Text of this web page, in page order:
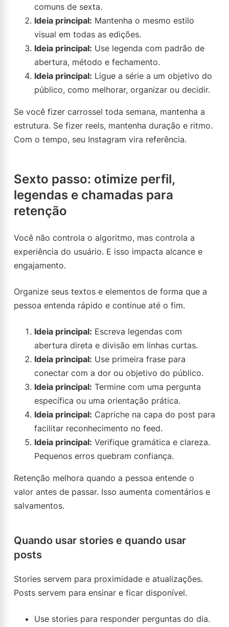
comuns de sexta.
Ideia principal: Mantenha o mesmo estilo
visual em todas as edições.
Ideia principal: Use legenda com padrão de
abertura, método e fechamento.
Ideia principal: Ligue a série a um objetivo do
público, como melhorar, organizar ou decidir.
Se você fizer carrossel toda semana, mantenha a
estrutura. Se fizer reels, mantenha duração e ritmo.
Com o tempo, seu Instagram vira referência.
Sexto passo: otimize perfil,
legendas e chamadas para
retenção
Você não controla o algoritmo, mas controla a
experiência do usuário. E isso impacta alcance e
engajamento.
Organize seus textos e elementos de forma que a
pessoa entenda rápido e continue até o fim.
Ideia principal: Escreva legendas com
abertura direta e divisão em linhas curtas.
Ideia principal: Use primeira frase para
conectar com a dor ou objetivo do público.
Ideia principal: Termine com uma pergunta
específica ou uma orientação prática.
Ideia principal: Capriche na capa do post para
facilitar reconhecimento no feed.
Ideia principal: Verifique gramática e clareza.
Pequenos erros quebram confiança.
Retenção melhora quando a pessoa entende o
valor antes de passar. Isso aumenta comentários e
salvamentos.
Quando usar stories e quando usar
posts
Stories servem para proximidade e atualizações.
Posts servem para ensinar e ficar disponível.
Use stories para responder perguntas do dia.